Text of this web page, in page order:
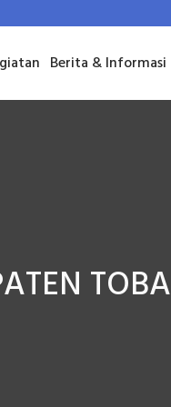
Berita & Informasi
TOBA